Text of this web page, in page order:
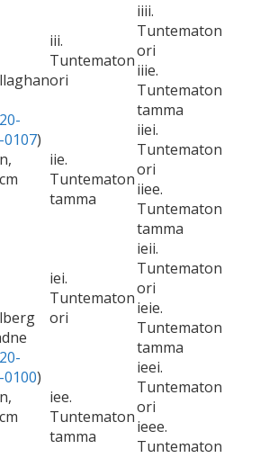
0107)
iii.
Tuntematon
ori
iiii.
Tuntematon
ori
iiie.
Tuntematon
tamma
iie.
Tuntematon
tamma
iiei.
Tuntematon
ori
iiee.
Tuntematon
tamma
0100)
iei.
Tuntematon
ori
ieii.
Tuntematon
ori
ieie.
Tuntematon
tamma
iee.
Tuntematon
tamma
ieei.
Tuntematon
ori
ieee.
Tuntematon